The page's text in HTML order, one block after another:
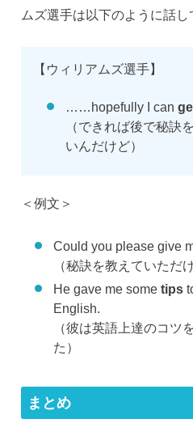
ムズ選手は以下のように話し
【ウィリアムズ選手】
……hopefully I can
（できれば後で秘訣
いんだけど）
＜例文＞
Could you please give
（秘訣を教えていただ
He gave me sometips
English.
（彼は英語上達のコツ
た）
まとめ